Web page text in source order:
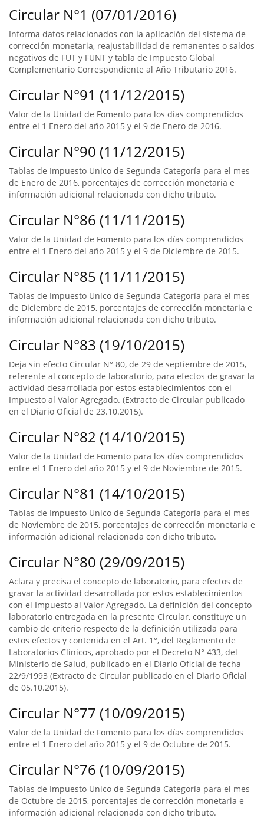
Circular N°1 (07/01/2016)
Informa datos relacionados con la aplicación del sistema de
corrección monetaria, reajustabilidad de remanentes o saldos
negativos de FUT y FUNT y tabla de Impuesto Global
Complementario Correspondiente al Año Tributario 2016.
Circular N°91 (11/12/2015)
Valor de la Unidad de Fomento para los días comprendidos
entre el 1 Enero del año 2015 y el 9 de Enero de 2016.
Circular N°90 (11/12/2015)
Tablas de Impuesto Unico de Segunda Categoría para el mes
de Enero de 2016, porcentajes de corrección monetaria e
información adicional relacionada con dicho tributo.
Circular N°86 (11/11/2015)
Valor de la Unidad de Fomento para los días comprendidos
entre el 1 Enero del año 2015 y el 9 de Diciembre de 2015.
Circular N°85 (11/11/2015)
Tablas de Impuesto Unico de Segunda Categoría para el mes
de Diciembre de 2015, porcentajes de corrección monetaria e
información adicional relacionada con dicho tributo.
Circular N°83 (19/10/2015)
Deja sin efecto Circular N° 80, de 29 de septiembre de 2015,
referente al concepto de laboratorio, para efectos de gravar la
actividad desarrollada por estos establecimientos con el
Impuesto al Valor Agregado. (Extracto de Circular publicado
en el Diario Oficial de 23.10.2015).
Circular N°82 (14/10/2015)
Valor de la Unidad de Fomento para los días comprendidos
entre el 1 Enero del año 2015 y el 9 de Noviembre de 2015.
Circular N°81 (14/10/2015)
Tablas de Impuesto Unico de Segunda Categoría para el mes
de Noviembre de 2015, porcentajes de corrección monetaria e
información adicional relacionada con dicho tributo.
Circular N°80 (29/09/2015)
Aclara y precisa el concepto de laboratorio, para efectos de
gravar la actividad desarrollada por estos establecimientos
con el Impuesto al Valor Agregado. La definición del concepto
laboratorio entregada en la presente Circular, constituye un
cambio de criterio respecto de la definición utilizada para
estos efectos y contenida en el Art. 1°, del Reglamento de
Laboratorios Clínicos, aprobado por el Decreto N° 433, del
Ministerio de Salud, publicado en el Diario Oficial de fecha
22/9/1993 (Extracto de Circular publicado en el Diario Oficial
de 05.10.2015).
Circular N°77 (10/09/2015)
Valor de la Unidad de Fomento para los días comprendidos
entre el 1 Enero del año 2015 y el 9 de Octubre de 2015.
Circular N°76 (10/09/2015)
Tablas de Impuesto Unico de Segunda Categoría para el mes
de Octubre de 2015, porcentajes de corrección monetaria e
información adicional relacionada con dicho tributo.